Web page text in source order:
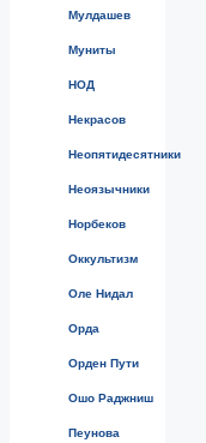
Мулдашев
Муниты
НОД
Некрасов
Неопятидесятники
Неоязычники
Норбеков
Оккультизм
Оле Нидал
Орда
Орден Пути
Ошо Раджниш
Пеунова